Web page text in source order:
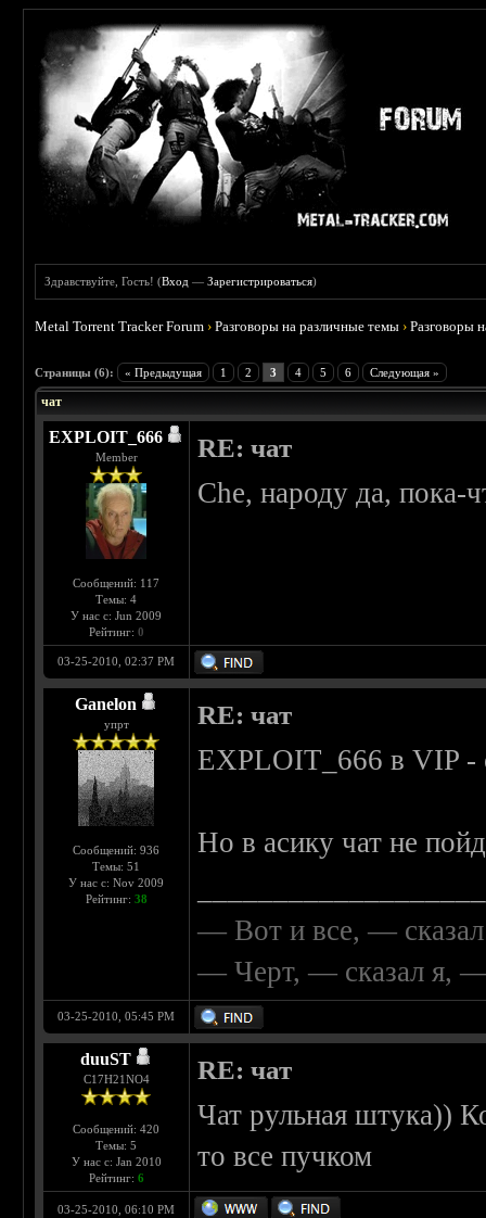
Здравствуйте, Гость! (Вход —Зарегистрироваться)
Metal Torrent Tracker Forum ›Разговоры на различные темы ›Разговоры
Страницы (6): « Предыдущая 1 2 3 4 5 6 Следующая »
чат
EXPLOIT_666
Member
Сообщений: 117
Темы: 4
У нас с: Jun 2009
Рейтинг: 0
RE: чат
Che, народу да, пока-
03-25-2010, 02:37 PM
Ganelon
упрт
Сообщений: 936
Темы: 51
У нас с: Nov 2009
Рейтинг: 38
RE: чат
EXPLOIT_666 в VIP -
Но в асику чат не
— Вот и все, —
— Черт, — сказал я, —
03-25-2010, 05:45 PM
duuST
С17H21NO4
Сообщений: 420
Темы: 5
У нас с: Jan 2010
Рейтинг: 6
RE: чат
Чат рульная штука))
то все пучком
03-25-2010, 06:10 PM